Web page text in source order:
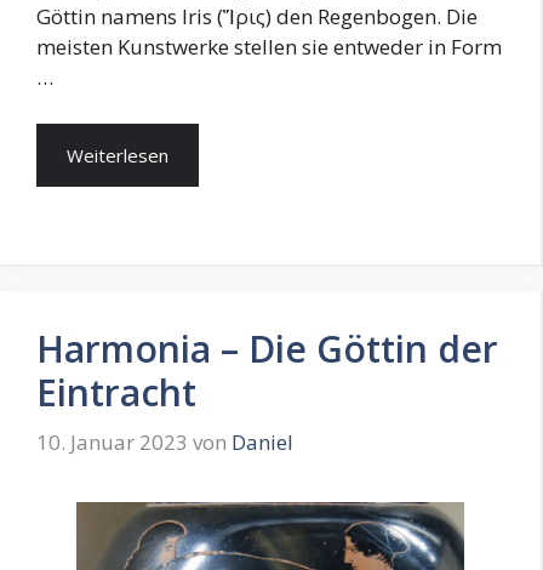
Göttin namens Iris (Ἴρις) den Regenbogen. Die
meisten Kunstwerke stellen sie entweder in Form
…
Weiterlesen
Harmonia – Die Göttin der
Eintracht
10. Januar 2023 von Daniel